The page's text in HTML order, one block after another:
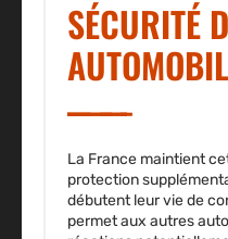
SÉCURITÉ
La France maintient
protection
débutent leur vie de
permet aux autres